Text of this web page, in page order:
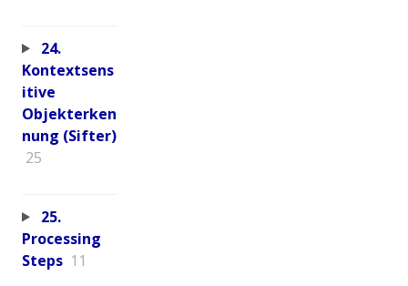
24.
Kontextsens
itive
Objekterken
nung (Sifter)
25
25.
Processing
Steps 11